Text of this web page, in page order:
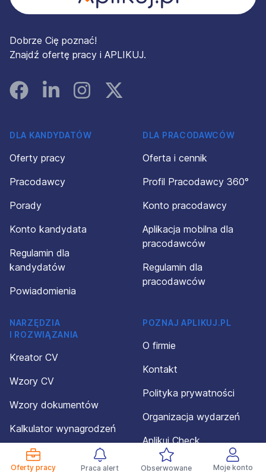
Oferty pracy Praca alert Obserwowane Moje konto
Dobrze Cię poznać!
Znajdź ofertę pracy i APLIKUJ.
FacebookLinked InInstagramInstagram
DLA KANDYDATÓW
Oferty pracy
Pracodawcy
Porady
Konto kandydata
Regulamin dla
kandydatów
Powiadomienia
DLA PRACODAWCÓW
Oferta i cennik
Profil Pracodawcy 360°
Konto pracodawcy
Aplikacja mobilna dla
pracodawców
Regulamin dla
pracodawców
NARZĘDZIA
I ROZWIĄZANIA
Kreator CV
Wzory CV
Wzory dokumentów
Kalkulator wynagrodzeń
Aplikacja mobilna Android
POZNAJ APLIKUJ.PL
O firmie
Kontakt
Polityka prywatności
Organizacja wydarzeń
Aplikuj Check
Aplikuj Connect